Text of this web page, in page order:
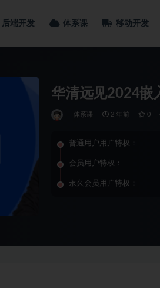
后端开发 体系课 移动开发
华清远见2024嵌
体系课 2 年前 0
普通用户用户特权：
会员用户特权：
永久会员用户特权：